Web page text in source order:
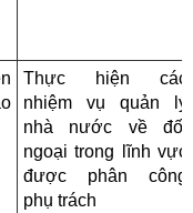
Thực hiện các
nhiệm vụ quản lý
nhà nước về đối
ngoại trong lĩnh vực
được phân công
phụ trách